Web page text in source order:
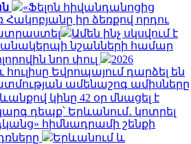
«Ֆելոն հիվանդանոցից
Հակոբյանը իր ձեռքով որդու
Ամեն ինչ սկսվում է
նշանների համար
նոր փուլ
2026
Եվրոպայում դարձել են
ամենաշոգ ամիսները
կինը 42 օր մնացել է
դեպք՝ Երևանում․ կոտրել
հիմնադրամի շենքի
Երևանում և